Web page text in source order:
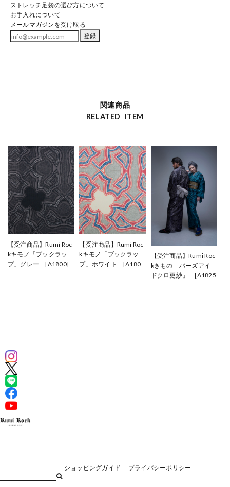
ストレッチ足袋の選び方について
お手入れについて
メールマガジンを受け取る
登録
関連商品
RELATED ITEM
【受注商品】Rumi Roc
kキモノ「ブックラッ
プ」グレー [A1800]
【受注商品】Rumi Roc
kキモノ「ブックラッ
プ」ホワイト [A180
【受注商品】Rumi Roc
kきもの「バーズアイ
ドクロ更紗」 [A1825
ショッピングガイド プライバシーポリシー